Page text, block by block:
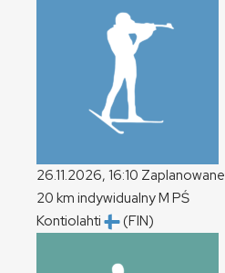
26.11.2026, 16:10 Zaplanowane
20 km indywidualnyM PŚ
Kontiolahti
(FIN)